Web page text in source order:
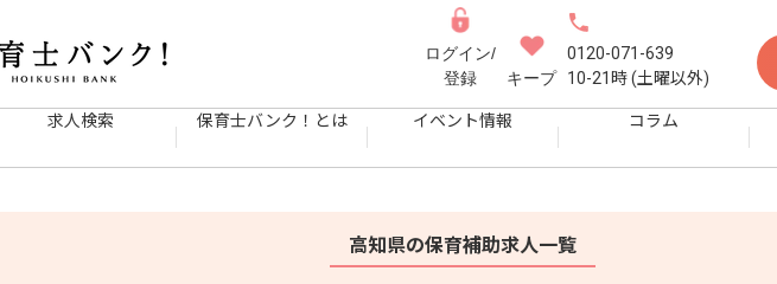
ログイン/
登録
キープ
0120-071-639
10-21時 (土曜以外)
求人検索 保育士バンク！とは イベント情報 コラム
高知県の保育補助求人一覧